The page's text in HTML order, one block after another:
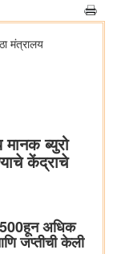
मंत्रालय
मानक ब्युरो
केंद्राचे
अधिक
जप्तीची केली